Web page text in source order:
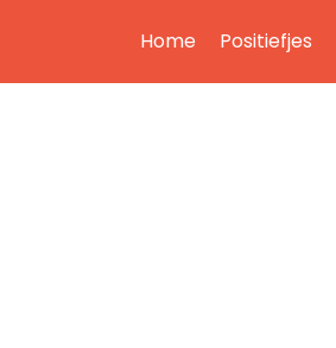
Home Positiefjes